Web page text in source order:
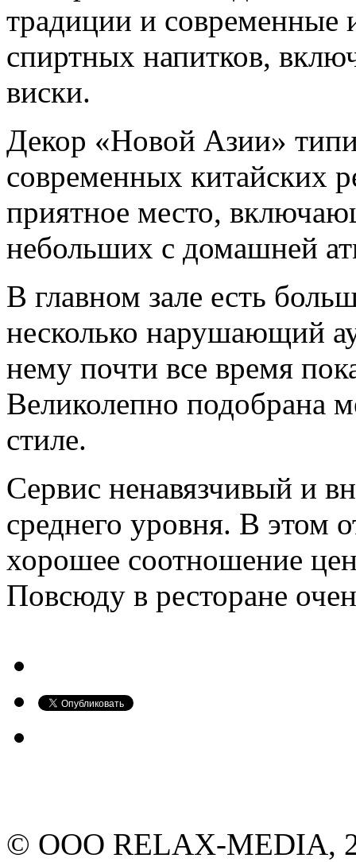
традиции и
спиртных напитков,
виски.
Декор «Новой Азии»
современных китайских
приятное место,
небольших с домашней
В главном зале есть
несколько нарушающий
нему почти все время
Великолепно подобрана
стиле.
Сервис ненавязчивый и
среднего уровня. В этом
хорошее соотношение
Повсюду в ресторане
© ООО RELAX-MEDIA,